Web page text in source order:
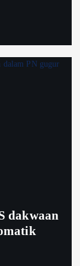
dakwaan